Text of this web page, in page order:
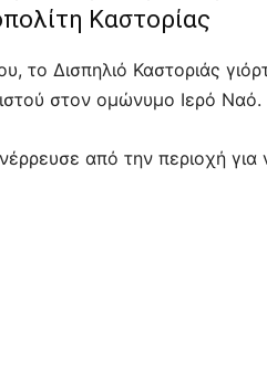
Καστορίας
το Δισπηλιό Καστοριάς
στον ομώνυμο Ιερό Ναό.
από την περιοχή για